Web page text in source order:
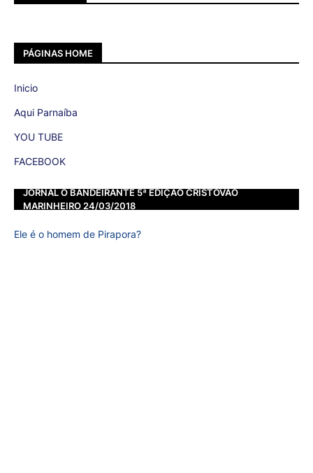
PÁGINAS HOME
Inicio
Aqui Parnaíba
YOU TUBE
FACEBOOK
JORNAL O BANDEIRANTE 5ª EDIÇÃO CRISTOVÃO
MARINHEIRO 24/03/2018
Ele é o homem de Pirapora?